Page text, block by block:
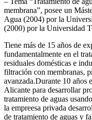
membrana”, posee un
Agua (2004) por la
(2000) por la Universidad
Tiene más de 15 años de
fundamentalmente en el
residuales domésticas e
filtración con membranas,
avanzada.Durante 10 años
Alicante para desarrollar
tratamiento de aguas
la empreesa privada
de tratamiento de aguas y